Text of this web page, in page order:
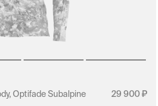
Optifade Subalpine
29 900